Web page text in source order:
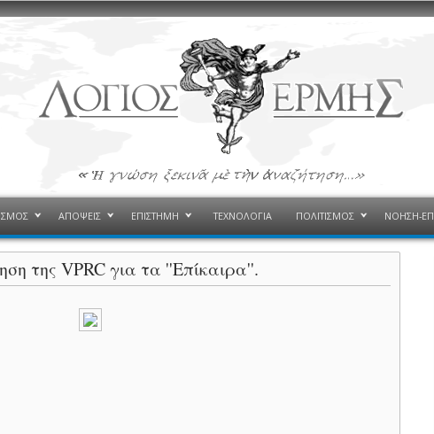
ΑΠΟΨΕΙΣ ΕΠΙΣΤΗΜΗ ΤΕΧΝΟΛΟΓΙΑ ΠΟΛΙΤΙΣΜΟΣ ΝΟΗΣΗ-
της VPRC για τα ''Επίκαιρα''.